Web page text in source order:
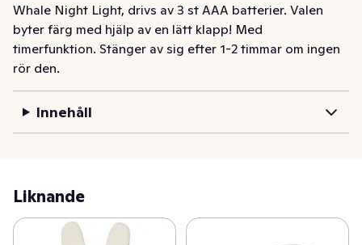
Whale Night Light, drivs av 3 st AAA batterier. Valen
byter färg med hjälp av en lätt klapp! Med
timerfunktion. Stänger av sig efter 1-2 timmar om ingen
rör den.
Innehåll
Liknande